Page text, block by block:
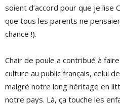
soient d’accord pour que je lise
que tous les parents ne
chance !).
Chair de poule a contribué à
culture au public français, celui
malgré notre long héritage en
notre pays. Là, ça touche les